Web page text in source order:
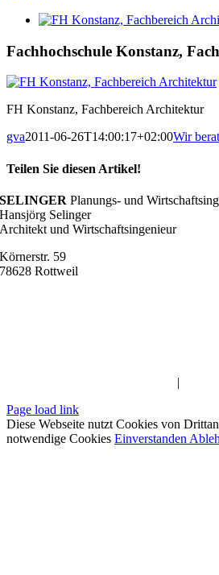
Zeige
Bild
Fachhochschule Konstanz,
FH Konstanz, Fachbereich Architektur
gva2011-06-26T14:00:17+02:00Wir
Teilen Sie diesen Artikel!
Facebook
X
Reddit
LinkedIn
WhatsApp
Telegram
Tumblr
Pinterest
Vk
Xing
E-
Mail
SELINGER Planungs- und
Hansjörg Selinger
Architekt und Wirtschaftsingenieur
Körnerstr. 59
78628 Rottweil
|
Page load link
Diese Webseite nutzt Cookies von
notwendige Cookies Einverstanden